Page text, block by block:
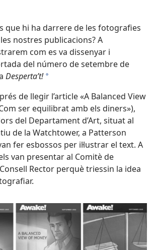
que hi ha darrere de les fotografies
nostres publicacions? A
com es va dissenyar i
del número de setembre de
Desperta’t! a
de llegir l’article «A Balanced View
ser equilibrat amb els diners»),
del Departament d’Art, situat al
de la Watchtower, a Patterson
fer esbossos per il·lustrar el text. A
van presentar al Comitè de
Rector perquè triessin la idea